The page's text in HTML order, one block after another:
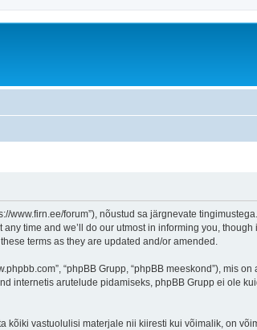
www.firn.ee/forum”), nõustud sa järgnevate
time and we’ll do our utmost in informing you,
terms as they are updated and/or amended.
“phpBB Grupp, “phpBB meeskond”), mis
internetis arutelude pidamiseks, phpBB Grupp ei ole
vastuolulisi materjale nii kiiresti kui võimalik, on